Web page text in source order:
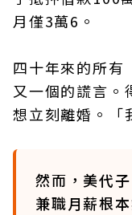
月僅3萬6。
四十年來的所有
又一個的謊言。
想立刻離婚。「
然而，美代
兼職月薪根